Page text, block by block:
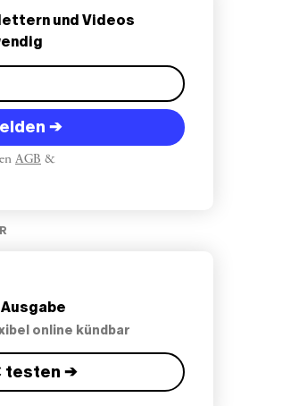
und Videos
→
AGB &
online kündbar
testen →